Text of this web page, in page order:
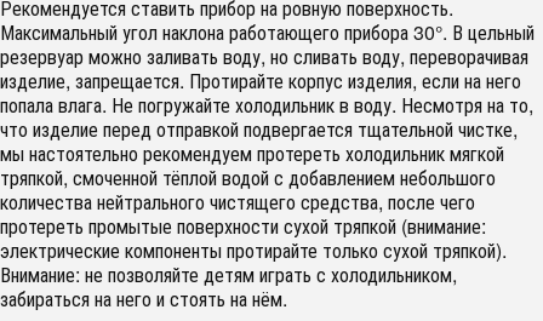
Рекомендуется ставить прибор на ровную поверхность.
Максимальный угол наклона работающего прибора 30°. В цельный
резервуар можно заливать воду, но сливать воду, переворачивая
изделие, запрещается. Протирайте корпус изделия, если на него
попала влага. Не погружайте холодильник в воду. Несмотря на то,
что изделие перед отправкой подвергается тщательной чистке,
мы настоятельно рекомендуем протереть холодильник мягкой
тряпкой, смоченной тёплой водой с добавлением небольшого
количества нейтрального чистящего средства, после чего
протереть промытые поверхности сухой тряпкой (внимание:
электрические компоненты протирайте только сухой тряпкой).
Внимание: не позволяйте детям играть с холодильником,
забираться на него и стоять на нём.